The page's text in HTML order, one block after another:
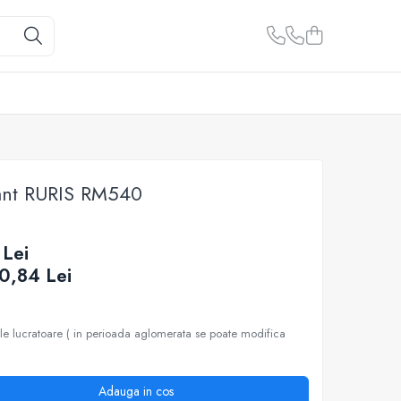
RURIS RM540
Lei
lucratoare ( in perioada aglomerata se poate modifica
Adauga in cos